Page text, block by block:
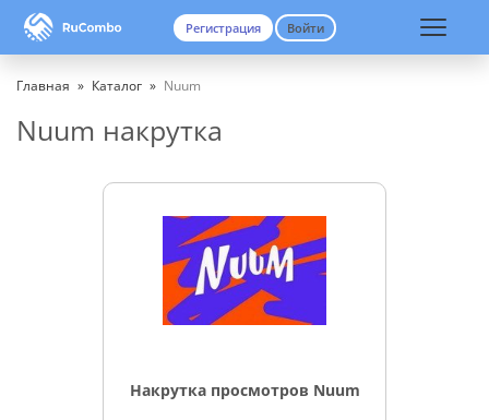
Вход Регистрация
Главная » Каталог » Nuum
Регистрация Войти
Nuum накрутка
Накрутка просмотров Nuum